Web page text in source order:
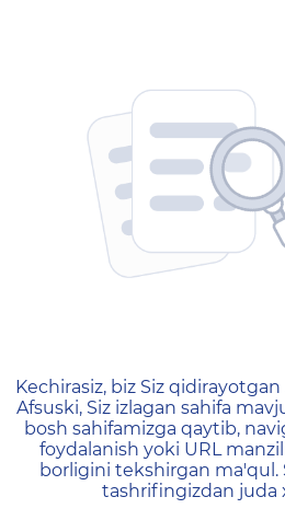
404 —
Kechirasiz, biz Siz
Afsuski, Siz izlagan sahifa
bosh sahifamizga qaytib,
foydalanish yoki URL
borligini tekshirgan ma'qul.
tashrifingizdan juda